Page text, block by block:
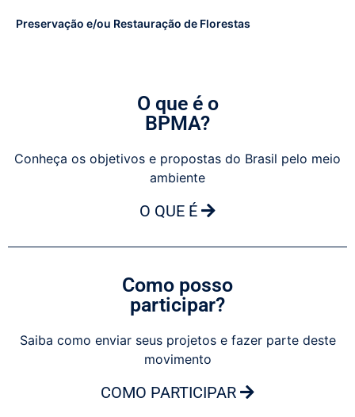
Preservação e/ou Restauração de Florestas
O que é o
BPMA?
Conheça os objetivos e propostas do Brasil pelo meio
ambiente
O QUE É
Como posso
participar?
Saiba como enviar seus projetos e fazer parte deste
movimento
COMO PARTICIPAR